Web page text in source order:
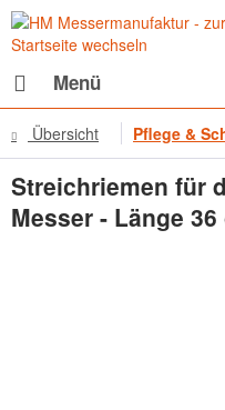
Menü
Übersicht Pflege &
Streichriemen für
Messer - Länge 36